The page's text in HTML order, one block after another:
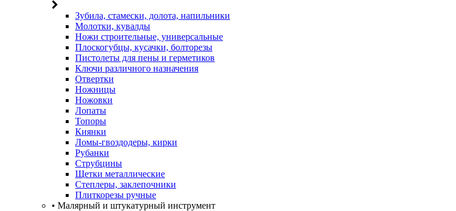
Зубила, стамески, долота, напильники
Молотки, кувалды
Ножи строительные, универсальные
Плоскогубцы, кусачки, болторезы
Пистолеты для пены и герметиков
Ключи различного назначения
Отвертки
Ножницы
Ножовки
Лопаты
Топоры
Киянки
Ломы-гвоздодеры, кирки
Рубанки
Струбцины
Щетки металлические
Степлеры, заклепочники
Плиткорезы ручные
• Малярный и штукатурный инструмент